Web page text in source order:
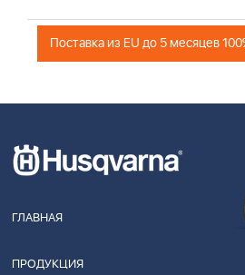
Поставка из EU до 5 месяцев
ГЛАВНАЯ
ПРОДУКЦИЯ